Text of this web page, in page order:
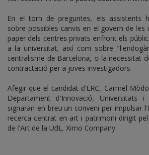
En el torn de preguntes, els assistents
sobre possibles canvis en el govern de les
paper dels centres privats enfront els
a la universitat, així com sobre
centralisme de Barcelona, o la necessitat
contractació per a joves investigadors.
Afegir que el candidat d'ERC, Carmel
Departament d'Innovació, Universitats
signaran en breu un conveni per impulsar
recerca centrat en art i patrimoni dirigit
de l'Art de la UdL, Ximo Company.